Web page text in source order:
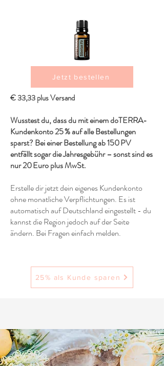
Jetzt bestellen
€ 33,33 plus Versand
Wusstest du, dass du mit einem doTERRA-
Kundenkonto 25 % auf alle Bestellungen
sparst? Bei einer Bestellung ab 150 PV
entfällt sogar die Jahresgebühr – sonst sind es
nur 20 Euro plus MwSt.
Erstelle dir jetzt dein eigenes Kundenkonto
ohne monatliche Verpflichtungen. Es ist
automatisch auf Deutschland eingestellt - du
kannst die Region jedoch auf der Seite
ändern. Bei Fragen einfach melden.
25% als Kunde sparen